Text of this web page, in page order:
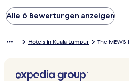
Alle 6 Bewertungen anzeigen
Hotels in Kuala Lumpur The MEWS